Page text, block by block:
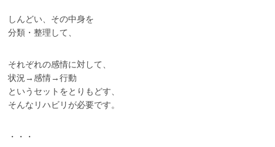
しんどい、その中身を
分類・整理して、
それぞれの感情に対して、
状況→感情→行動
というセットをとりもどす、
そんなリハビリが必要です。
・・・